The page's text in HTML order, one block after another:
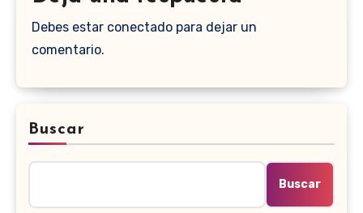
Debes estar conectado para dejar un
comentario.
Buscar
Buscar